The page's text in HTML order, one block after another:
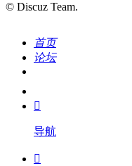
© Discuz Team.
首页
论坛
我的

导航
